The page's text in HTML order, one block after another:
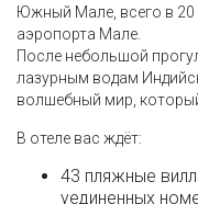
Южный Мале, всего в 20
аэропорта Мале.
После небольшой
лазурным водам
волшебный мир,
В отеле вас ждёт:
43 пляжные
уединенных